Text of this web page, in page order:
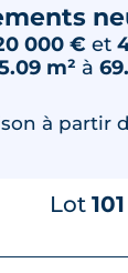
000 € et
m² à
à partir
Lot 101